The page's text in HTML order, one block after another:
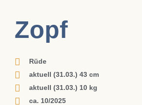
Zopf
Rüde
aktuell (31.03.) 43 cm
aktuell (31.03.) 10 kg
ca. 10/2025